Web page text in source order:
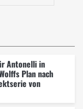
Antonelli in
Plan nach
von